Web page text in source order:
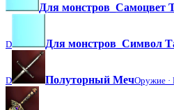
Для монстров_Самоцвет
D Для монстров_Символ
D Полуторный МечОружие ·